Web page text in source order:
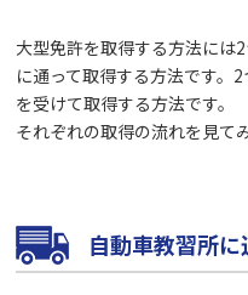
大型免許を取得する方法には
に通って取得する方法です。
を受けて取得する方法です。
それぞれの取得の流れを見て
自動車教習所